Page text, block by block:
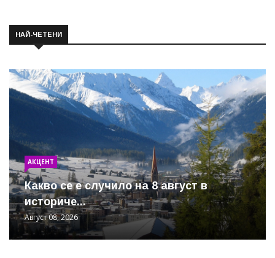
НАЙ-ЧЕТЕНИ
АКЦЕНТ
Какво се е случило на 8 август в
историче...
Август 08, 2026